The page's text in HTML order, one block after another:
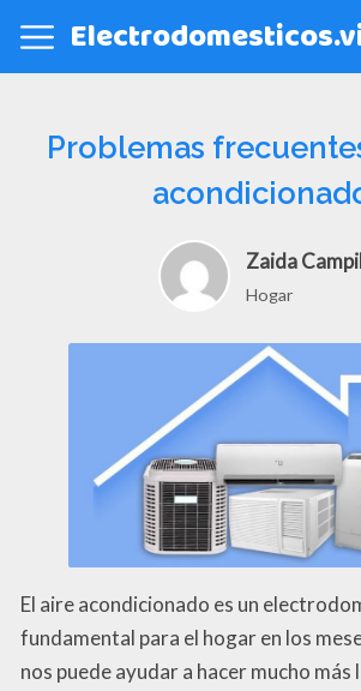
Problemas
Zaida
Hogar
El aire acondicionado es un
fundamental para el hogar en los
nos puede ayudar a hacer mucho más